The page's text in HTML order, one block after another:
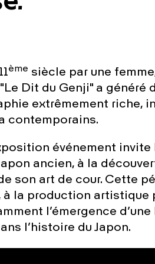
ème siècle par une
Dit du Genji" a généré
extrêmement riche,
contemporains.
événement invite
ancien, à la
son art de cour. Cette
à la production artistique
l’émergence
l’histoire du Japon.